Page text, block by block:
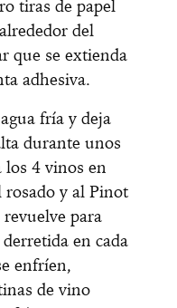
tiras de papel
del
que se extienda
adhesiva.
fría y deja
durante unos
los 4 vinos en
rosado y al Pinot
para
en cada
enfríen,
de vino